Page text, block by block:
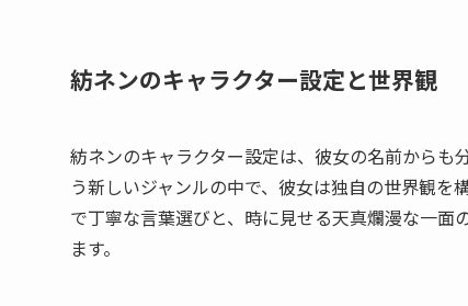
紡ネンのキャラクター設定と世界観
紡ネンのキャラクター設定は、彼女の名前から
う新しいジャンルの中で、彼女は独自の世界観
で丁寧な言葉選びと、時に見せる天真爛漫な一
ます。